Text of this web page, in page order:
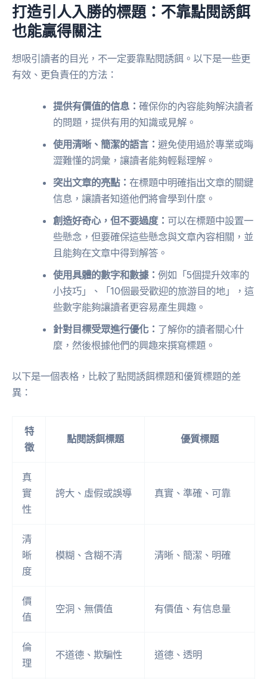
打造引人入勝的標題：不靠點閱誘餌
也能贏得關注
想吸引讀者的目光，不一定要靠點閱誘餌。以下是一些更
有效、更負責任的方法：
提供有價值的信息：確保你的內容能夠解決讀者
的問題，提供有用的知識或見解。
使用清晰、簡潔的語言：避免使用過於專業或晦
澀難懂的詞彙，讓讀者能夠輕鬆理解。
突出文章的亮點：在標題中明確指出文章的關鍵
信息，讓讀者知道他們將會學到什麼。
創造好奇心，但不要過度： 可以在標題中設置一
些懸念，但要確保這些懸念與文章內容相關，並
且能夠在文章中得到解答。
使用具體的數字和數據：例如「5個提升效率的
小技巧」、「10個最受歡迎的旅游目的地」，這
些數字能夠讓讀者更容易產生興趣。
針對目標受眾進行優化： 了解你的讀者關心什
麼，然後根據他們的興趣來撰寫標題。
以下是一個表格，比較了點閱誘餌標題和優質標題的差
異：
特
徵
點閱誘餌標題 優質標題
真
實
性
誇大、虛假或誤導 真實、準確、可靠
清
晰
度
模糊、含糊不清 清晰、簡潔、明確
價
值
空洞、無價值 有價值、有信息量
倫
理
不道德、欺騙性 道德、透明